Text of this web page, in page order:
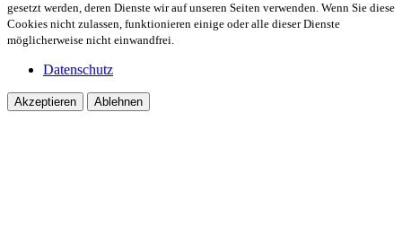
gesetzt werden, deren Dienste wir auf unseren Seiten verwenden. Wenn Sie diese
Cookies nicht zulassen, funktionieren einige oder alle dieser Dienste
möglicherweise nicht einwandfrei.
Datenschutz
Akzeptieren Ablehnen